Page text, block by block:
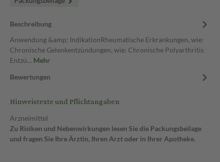
Beschreibung
Anwendung &amp; IndikationRheumatische Erkrankungen, wie:
Chronische Gelenkentzündungen, wie: Chronische Polyarthritis
Entzü… Mehr
Bewertungen
Hinweistexte und Pflichtangaben
Arzneimittel
Zu Risiken und Nebenwirkungen lesen Sie die Packungsbeilage
und fragen Sie Ihre Ärztin, Ihren Arzt oder in Ihrer Apotheke.